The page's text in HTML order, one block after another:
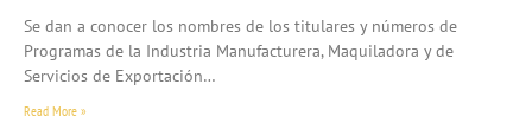
Se dan a conocer los nombres de los titulares y números de
Programas de la Industria Manufacturera, Maquiladora y de
Servicios de Exportación…
Read More »